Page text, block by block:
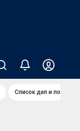
Список дел и покупок